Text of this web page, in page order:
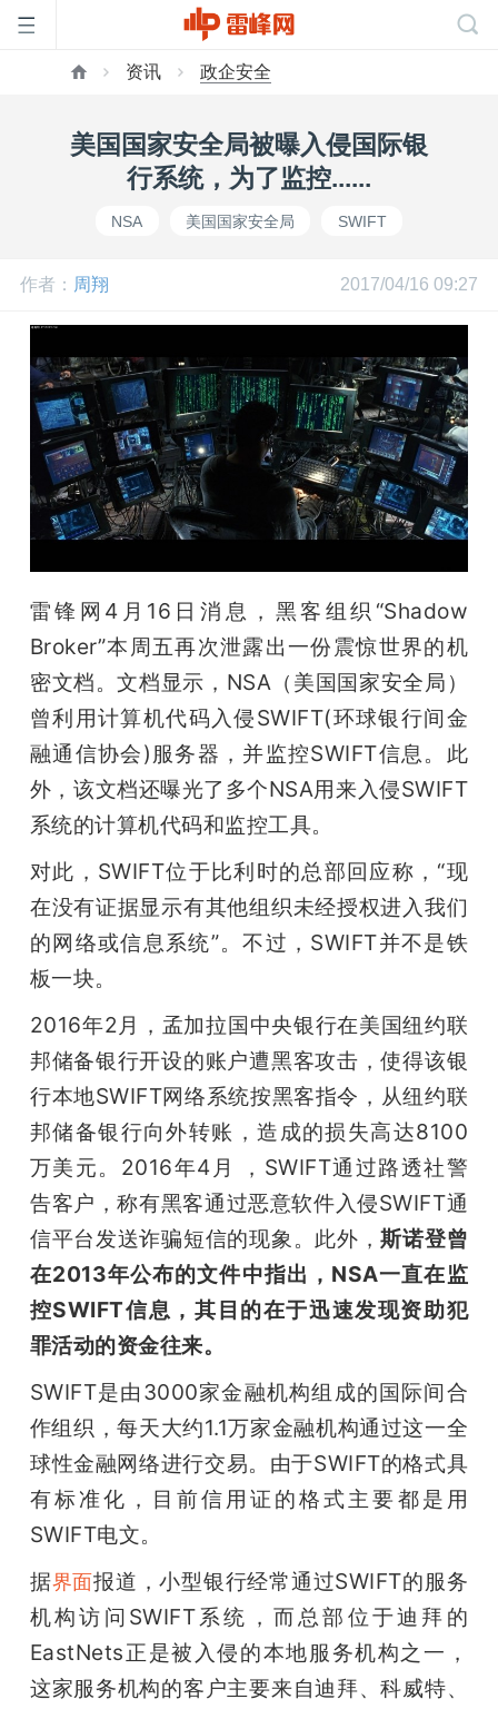
网
公
开
中
心
GAIR
专
题
爱
搞
机
资讯 政企安全
美国国家安全局被曝入侵国际银
行系统，为了监控......
NSA 美国国家安全局 SWIFT
作者： 周翔 2017/04/16 09:27
雷锋网4月16日消息，黑客组织“Shadow
Broker”本周五再次泄露出一份震惊世界的机
密文档。文档显示，NSA（美国国家安全局）
曾利用计算机代码入侵SWIFT(环球银行间金
融通信协会)服务器，并监控SWIFT信息。此
外，该文档还曝光了多个NSA用来入侵SWIFT
系统的计算机代码和监控工具。
对此，SWIFT位于比利时的总部回应称，“现
在没有证据显示有其他组织未经授权进入我们
的网络或信息系统”。不过，SWIFT并不是铁
板一块。
2016年2月，孟加拉国中央银行在美国纽约联
邦储备银行开设的账户遭黑客攻击，使得该银
行本地SWIFT网络系统按黑客指令，从纽约联
邦储备银行向外转账，造成的损失高达8100
万美元。2016年4月 ，SWIFT通过路透社警
告客户，称有黑客通过恶意软件入侵SWIFT通
信平台发送诈骗短信的现象。此外，斯诺登曾
在2013年公布的文件中指出，NSA一直在监
控SWIFT信息，其目的在于迅速发现资助犯
罪活动的资金往来。
SWIFT是由3000家金融机构组成的国际间合
作组织，每天大约1.1万家金融机构通过这一全
球性金融网络进行交易。由于SWIFT的格式具
有标准化，目前信用证的格式主要都是用
SWIFT电文。
据界面报道，小型银行经常通过SWIFT的服务
机构访问SWIFT系统，而总部位于迪拜的
EastNets正是被入侵的本地服务机构之一，
这家服务机构的客户主要来自迪拜、科威特、